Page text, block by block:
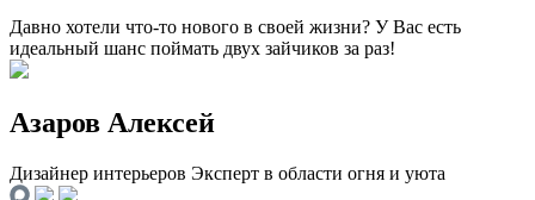
Давно хотели что-то нового в своей жизни? У Вас есть
идеальный шанс поймать двух зайчиков за раз!
Азаров Алексей
Дизайнер интерьеров Эксперт в области огня и уюта